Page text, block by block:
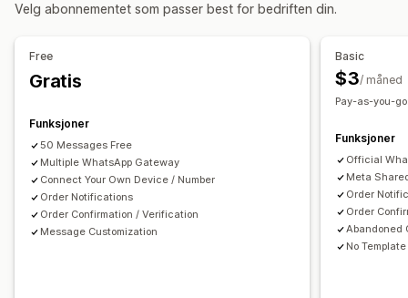
Velg abonnementet som passer best for bedriften din.
Free
Gratis
Funksjoner
50 Messages Free
Multiple WhatsApp Gateway
Connect Your Own Device / Number
Order Notifications
Order Confirmation / Verification
Message Customization
Basic
$3/ måned
Pay-as-you-
Funksjoner
Official
Meta
Order
Order
Abandoned
No